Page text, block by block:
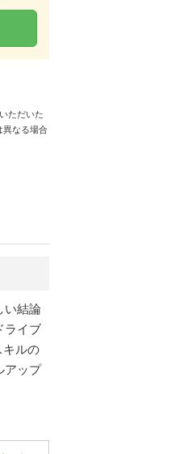
ただいた
異なる場合
い結論
ライブ
キルの
アップ